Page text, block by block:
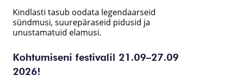
Kindlasti tasub oodata legendaarseid
sündmusi, suurepäraseid pidusid ja
unustamatuid elamusi.
Kohtumiseni festivalil 21.09–27.09
2026!